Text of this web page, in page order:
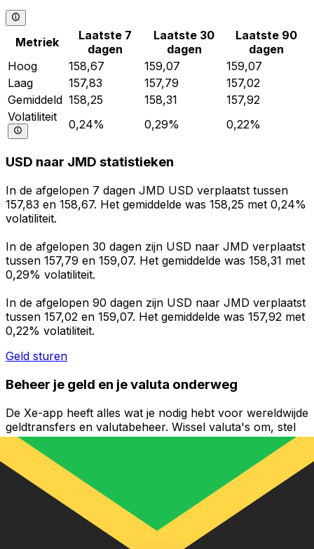
Metriek
Laatste 7
dagen
Laatste 30
dagen
Laatste 90
dagen
Hoog
158,67 159,07
159,07
Laag
157,83 157,79
157,02
Gemiddeld 158,25 158,31
157,92
Volatiliteit
0,24% 0,29% 0,22%
USD naar JMD statistieken
In de afgelopen 7 dagen JMD USD verplaatst tussen
157,83 en 158,67. Het gemiddelde was 158,25 met 0,24%
volatiliteit.
In de afgelopen 30 dagen zijn USD naar JMD verplaatst
tussen 157,79 en 159,07. Het gemiddelde was 158,31 met
0,29% volatiliteit.
In de afgelopen 90 dagen zijn USD naar JMD verplaatst
tussen 157,02 en 159,07. Het gemiddelde was 157,92 met
0,22% volatiliteit.
Geld sturen
Beheer je geld en je valuta onderweg
De Xe-app heeft alles wat je nodig hebt voor wereldwijde
geldtransfers en valutabeheer. Wissel valuta's om, stel
koerswaarschuwingen in en maak geld over naar het
buitenland zonder verborgen kosten. Download
vandaag nog!